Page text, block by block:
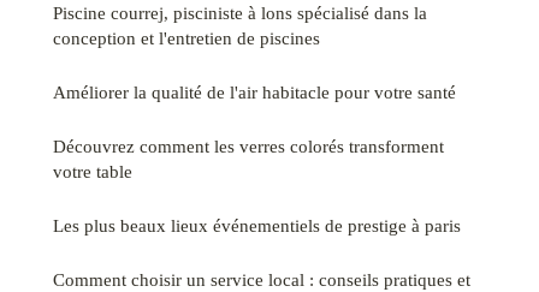
Piscine courrej, pisciniste à lons spécialisé dans la
conception et l'entretien de piscines
Améliorer la qualité de l'air habitacle pour votre santé
Découvrez comment les verres colorés transforment
votre table
Les plus beaux lieux événementiels de prestige à paris
Comment choisir un service local : conseils pratiques et